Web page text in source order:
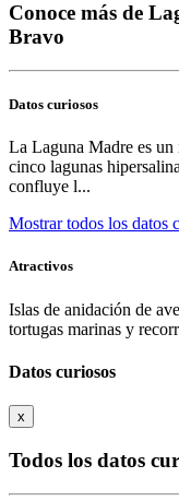
Conoce más de
Bravo
Datos curiosos
La Laguna Madre es un
cinco lagunas
confluye l...
Mostrar todos los datos
Atractivos
Islas de anidación de
tortugas marinas y
Datos curiosos
x
Todos los datos